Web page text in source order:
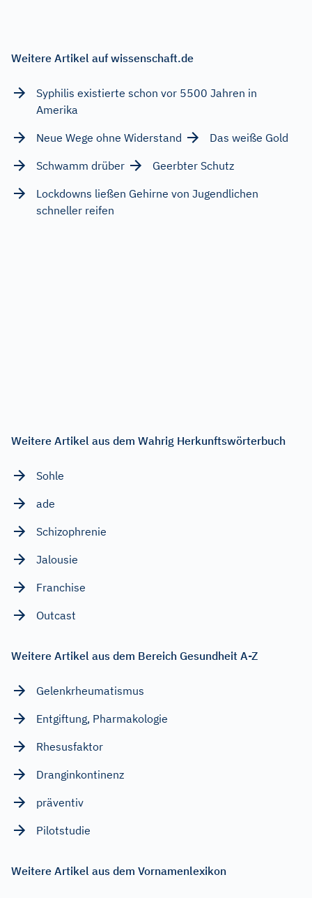
Weitere Artikel auf wissenschaft.de
Syphilis existierte schon vor 5500 Jahren in
Amerika
Neue Wege ohne Widerstand
Das weiße Gold
Schwamm drüber
Geerbter Schutz
Lockdowns ließen Gehirne von Jugendlichen
schneller reifen
Weitere Artikel aus dem Wahrig Herkunftswörterbuch
Sohle
ade
Schizophrenie
Jalousie
Franchise
Outcast
Weitere Artikel aus dem Bereich Gesundheit A-Z
Gelenkrheumatismus
Entgiftung, Pharmakologie
Rhesusfaktor
Dranginkontinenz
präventiv
Pilotstudie
Weitere Artikel aus dem Vornamenlexikon